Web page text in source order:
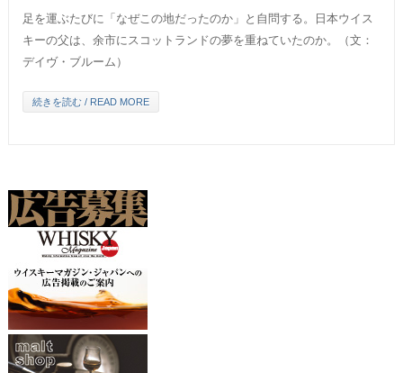
足を運ぶたびに「なぜこの地だったのか」と自問する。日本ウイス
キーの父は、余市にスコットランドの夢を重ねていたのか。（文：
デイヴ・ブルーム）
続きを読む / READ MORE